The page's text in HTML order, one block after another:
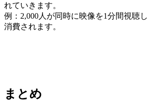
れていきます。
例：2,000人が同時に映像を1分間視聴
消費されます。
まとめ